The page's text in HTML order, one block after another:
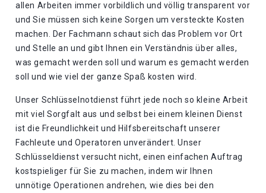
allen Arbeiten immer vorbildlich und völlig transparent vor
und Sie müssen sich keine Sorgen um versteckte Kosten
machen. Der Fachmann schaut sich das Problem vor Ort
und Stelle an und gibt Ihnen ein Verständnis über alles,
was gemacht werden soll und warum es gemacht werden
soll und wie viel der ganze Spaß kosten wird.
Unser Schlüsselnotdienst führt jede noch so kleine Arbeit
mit viel Sorgfalt aus und selbst bei einem kleinen Dienst
ist die Freundlichkeit und Hilfsbereitschaft unserer
Fachleute und Operatoren unverändert. Unser
Schlüsseldienst versucht nicht, einen einfachen Auftrag
kostspieliger für Sie zu machen, indem wir Ihnen
unnötige Operationen andrehen, wie dies bei den